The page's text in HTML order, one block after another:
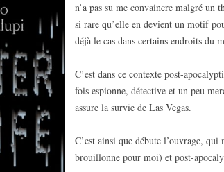
n’a pas su me convaincre malgré un
si rare qu’elle en devient un motif
déjà le cas dans certains endroits du
C’est dans ce contexte post-
fois espionne, détective et un peu
assure la survie de Las Vegas.
C’est ainsi que débute l’ouvrage,
brouillonne pour moi) et post-